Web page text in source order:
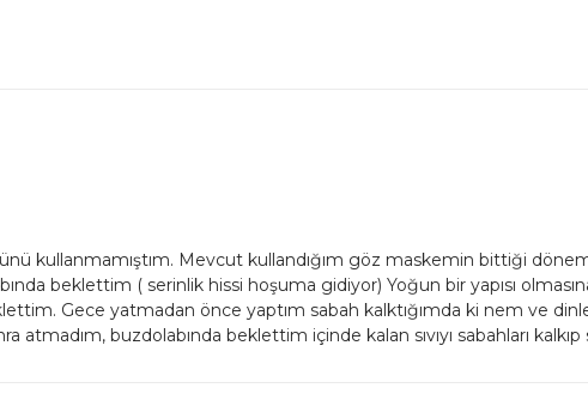
kullanmamıştım. Mevcut kullandığım göz maskemin bittiği
beklettim ( serinlik hissi hoşuma gidiyor) Yoğun bir yapısı
Gece yatmadan önce yaptım sabah kalktığımda ki nem ve
atmadım, buzdolabında beklettim içinde kalan sıvıyı sabahları